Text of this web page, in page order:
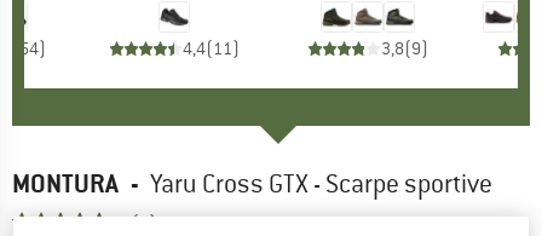
54) 4,4(11) 3,8(9)
MONTURA - Yaru Cross GTX - Scarpe sportive
(2)